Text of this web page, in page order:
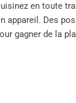
en toute
appareil. Des
gagner de la